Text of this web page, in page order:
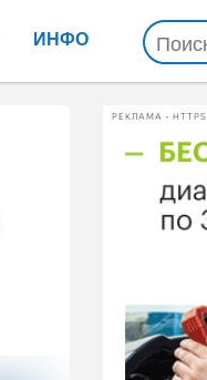
ИНФО
РЕКЛАМА •